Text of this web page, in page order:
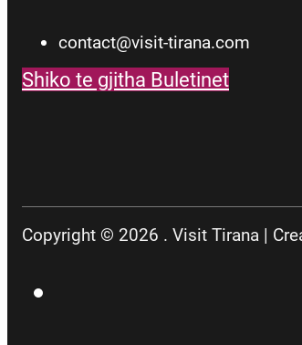
contact@visit-tirana.com
Shiko te gjitha Buletinet
Copyright © 2026 . Visit Tirana |